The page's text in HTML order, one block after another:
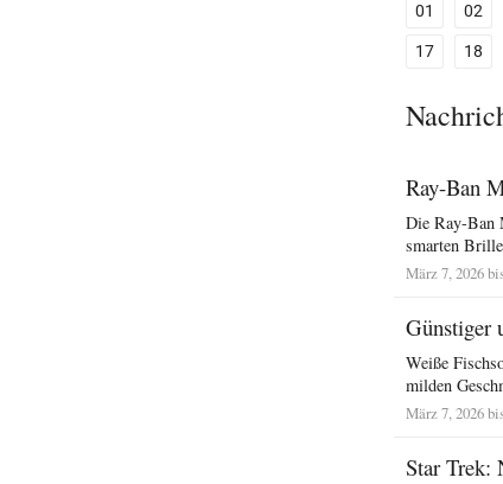
01
02
17
18
Ray-Ban
Die Ray-Ban
smarten
März 7, 2026
Günstiger
Weiße
milden
März 7, 2026
Star Trek: